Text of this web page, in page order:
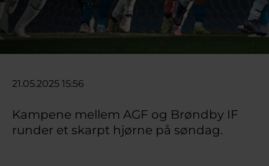
21.05.2025 15:56
Kampene mellem AGF og Brøndby IF
runder et skarpt hjørne på søndag.